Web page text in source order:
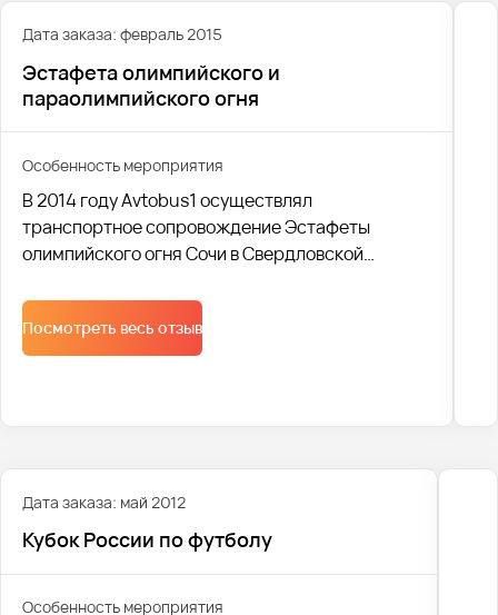
Дата заказа: февраль 2015
Эстафета олимпийского и
параолимпийского огня
Особенность мероприятия
В 2014 году Avtobus1 осуществлял
транспортное сопровождение Эстафеты
олимпийского огня Сочи в Свердловской
Cо своей задачей мы справились и получили
одобрение Министра физической культуры,
спорта и молодежной политики Л. А. Рапопорта
Посмотреть весь отзыв
Дата заказа: май 2012
Кубок России по футболу
Особенность мероприятия